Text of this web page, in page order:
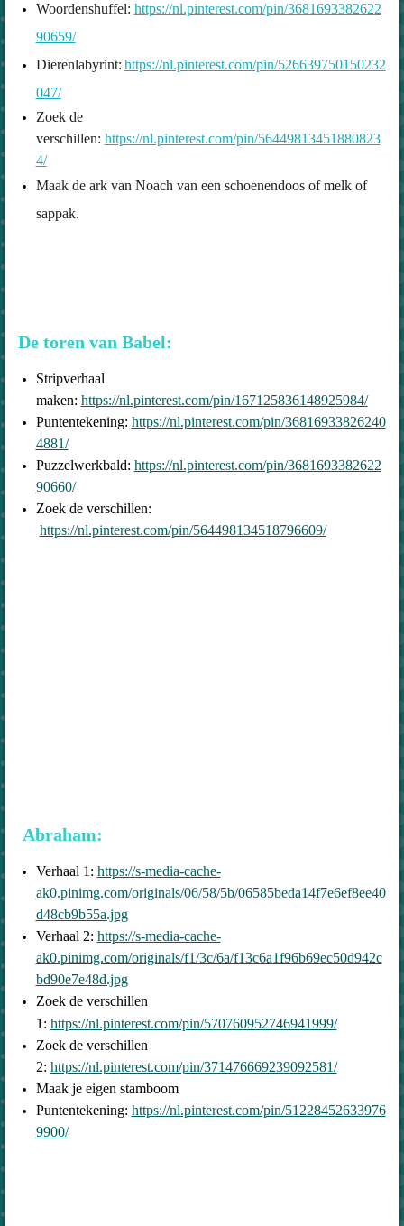
Woordenshuffel: https://nl.pinterest.com/pin/3681693382622
90659/
Dierenlabyrint: https://nl.pinterest.com/pin/526639750150232
047/
Zoek de
verschillen: https://nl.pinterest.com/pin/56449813451880823
4/
Maak de ark van Noach van een schoenendoos of melk of
sappak.
De toren van Babel:
Stripverhaal
maken: https://nl.pinterest.com/pin/167125836148925984/
Puntentekening: https://nl.pinterest.com/pin/36816933826240
4881/
Puzzelwerkbald: https://nl.pinterest.com/pin/3681693382622
90660/
Zoek de verschillen:
https://nl.pinterest.com/pin/564498134518796609/
Abraham:
Verhaal 1: https://s-media-cache-
ak0.pinimg.com/originals/06/58/5b/06585beda14f7e6ef8ee40
d48cb9b55a.jpg
Verhaal 2: https://s-media-cache-
ak0.pinimg.com/originals/f1/3c/6a/f13c6a1f96b69ec50d942c
bd90e7e48d.jpg
Zoek de verschillen
1: https://nl.pinterest.com/pin/570760952746941999/
Zoek de verschillen
2: https://nl.pinterest.com/pin/371476669239092581/
Maak je eigen stamboom
Puntentekening: https://nl.pinterest.com/pin/51228452633976
9900/